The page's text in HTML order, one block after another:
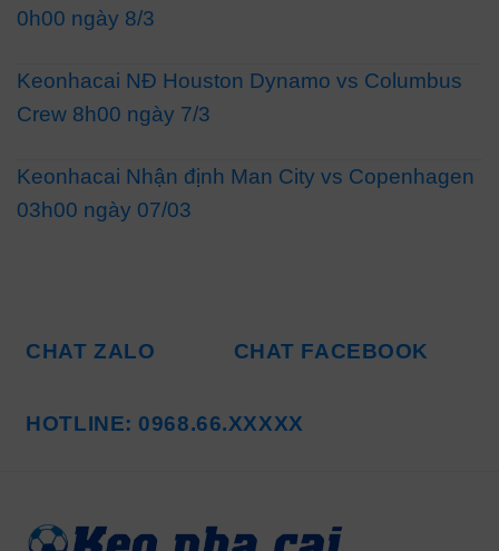
0h00 ngày 8/3
Keonhacai NĐ Houston Dynamo vs Columbus
Crew 8h00 ngày 7/3
Keonhacai Nhận định Man City vs Copenhagen
03h00 ngày 07/03
CHAT ZALO CHAT FACEBOOK
HOTLINE: 0968.66.XXXXX